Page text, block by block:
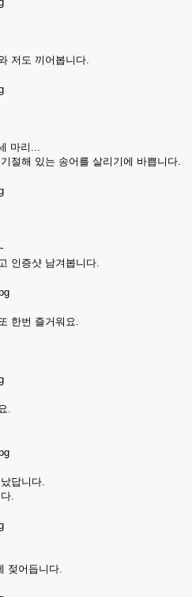
저도 끼어봅니다.
마리...
절해 있는 송어를 살리기에 바쁩니다.
인증샷 남겨봅니다.
한번 즐거워요.
.
답니다.
.
젖어듭니다.